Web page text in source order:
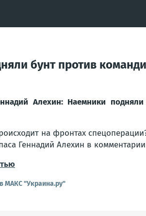
бунт против
Алехин: Наемники
на фронтах
Геннадий Алехин в
МАКС "Украина.ру"